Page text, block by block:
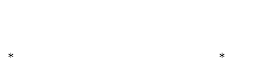
＊ ＊